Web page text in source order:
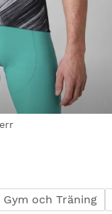
Gym och Träning